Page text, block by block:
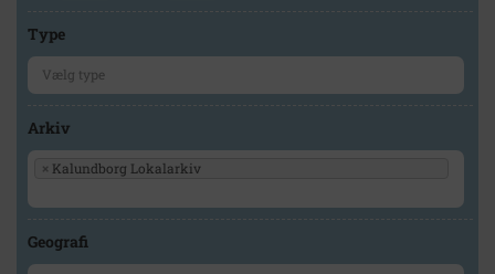
Type
Arkiv
× Kalundborg Lokalarkiv
Geografi